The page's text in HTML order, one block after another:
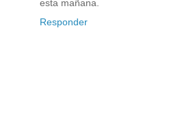
esta mañana.
Responder